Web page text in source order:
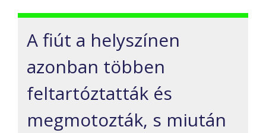
A fiút a helyszínen
azonban többen
feltartóztatták és
megmotozták, s miután